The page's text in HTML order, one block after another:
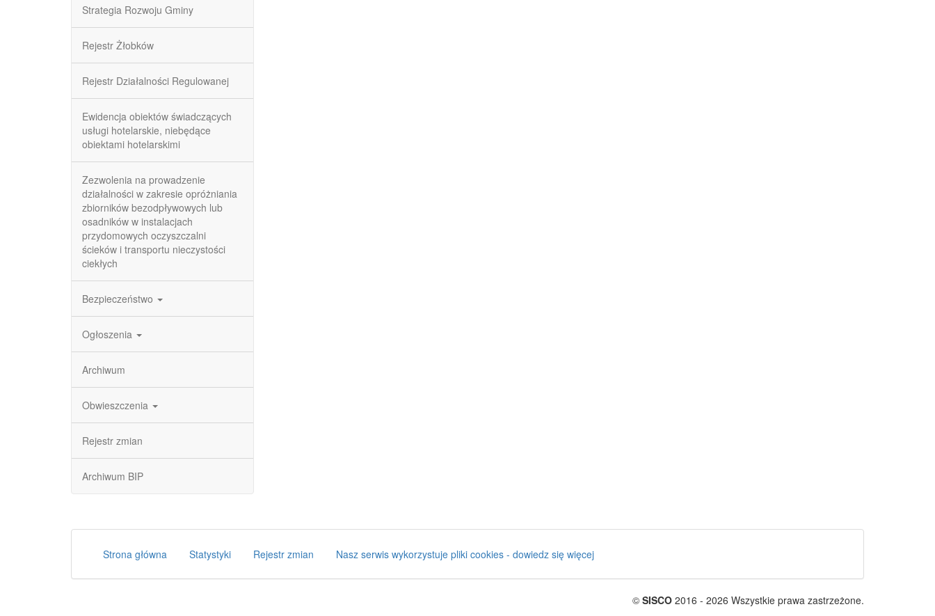
Strategia Rozwoju Gminy
Rejestr Żłobków
Rejestr Działalności Regulowanej
Ewidencja obiektów świadczących
usługi hotelarskie, niebędące
obiektami hotelarskimi
Zezwolenia na prowadzenie
działalności w zakresie opróżniania
zbiorników bezodpływowych lub
osadników w instalacjach
przydomowych oczyszczalni
ścieków i transportu nieczystości
ciekłych
Bezpieczeństwo
Ogłoszenia
Archiwum
Obwieszczenia
Rejestr zmian
Archiwum BIP
Strona główna Statystyki Rejestr zmian Nasz serwis wykorzystuje pliki cookies - dowiedz się więcej
© SISCO 2016 - 2026 Wszystkie prawa zastrzeżone.